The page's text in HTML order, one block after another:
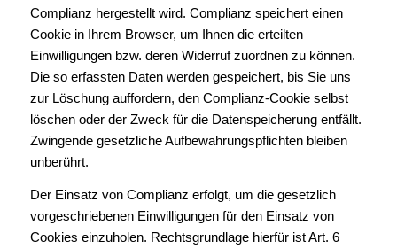
Complianz hergestellt wird. Complianz speichert einen
Cookie in Ihrem Browser, um Ihnen die erteilten
Einwilligungen bzw. deren Widerruf zuordnen zu können.
Die so erfassten Daten werden gespeichert, bis Sie uns
zur Löschung auffordern, den Complianz-Cookie selbst
löschen oder der Zweck für die Datenspeicherung entfällt.
Zwingende gesetzliche Aufbewahrungspflichten bleiben
unberührt.
Der Einsatz von Complianz erfolgt, um die gesetzlich
vorgeschriebenen Einwilligungen für den Einsatz von
Cookies einzuholen. Rechtsgrundlage hierfür ist Art. 6